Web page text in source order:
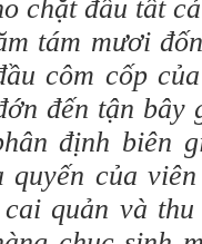
chặt đầu tất
tám mươi
côm cốp
đến tận bây
định biên
quyến của
quản và